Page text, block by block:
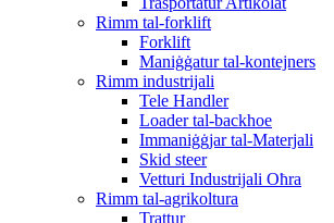
Rimm tal-forklift
Forklift
Maniġġatur tal-kontejners
Rimm industrijali
Tele Handler
Loader tal-backhoe
Immaniġġjar tal-Materjali
Skid steer
Vetturi Industrijali Oħra
Rimm tal-agrikoltura
Trattur